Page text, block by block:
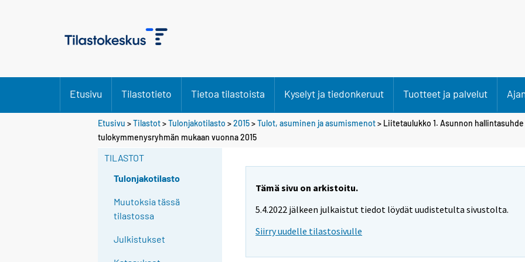
Etusivu Tilastotieto Tietoa tilastoista Kyselyt ja tiedonkeruut Tuotteet ja palvelut
Etusivu >Tilastot>Tulonjakotilasto >2015>Tulot, asuminen ja asumismenot> Liitetaulukko 1. Asunnon hallintasuhde
tulokymmenysryhmän mukaan vuonna 2015
TILASTOT
Tulonjakotilasto
Muutoksia tässä
tilastossa
Julkistukset
Tämä sivu on arkistoitu.
5.4.2022 jälkeen julkaistut tiedot löydät uudistetulta sivustolta.
Siirry uudelle tilastosivulle